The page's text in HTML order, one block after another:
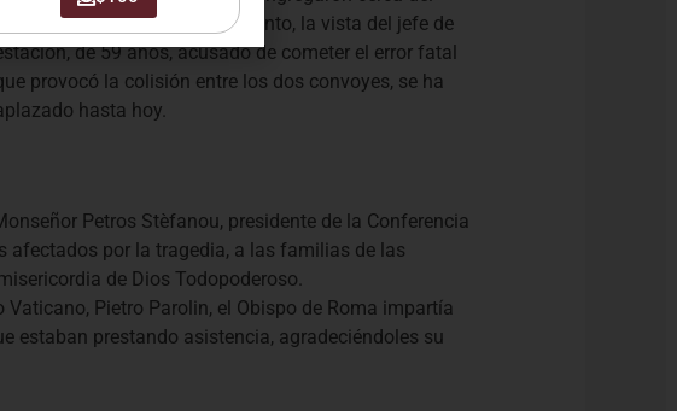
lugar de la tragedia. Mientras tanto, la vista del jefe de
de 59 años, acusado de cometer el error fatal
provocó la colisión entre los dos convoyes, se ha
hasta hoy.
Petros Stèfanou, presidente de la Conferencia
afectados por la tragedia, a las familias de las
de Dios Todopoderoso.
Pietro Parolin, el Obispo de Roma impartía
estaban prestando asistencia, agradeciéndoles su